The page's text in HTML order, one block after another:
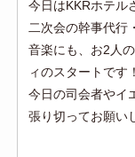
今日はKKRホテル
二次会の幹事代行
音楽にも、お2人
ィのスタートです！
今日の司会者やイ
張り切ってお願い